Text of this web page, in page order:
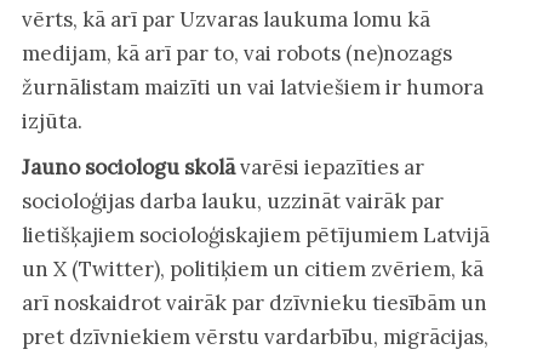
vērts, kā arī par Uzvaras laukuma lomu kā
medijam, kā arī par to, vai robots (ne)nozags
žurnālistam maizīti un vai latviešiem ir humora
izjūta.
Jauno sociologu skolāvarēsi iepazīties ar
socioloģijas darba lauku, uzzināt vairāk par
lietišķajiem socioloģiskajiem pētījumiem Latvijā
un X (Twitter), politiķiem un citiem zvēriem, kā
arī noskaidrot vairāk par dzīvnieku tiesībām un
pret dzīvniekiem vērstu vardarbību, migrācijas,